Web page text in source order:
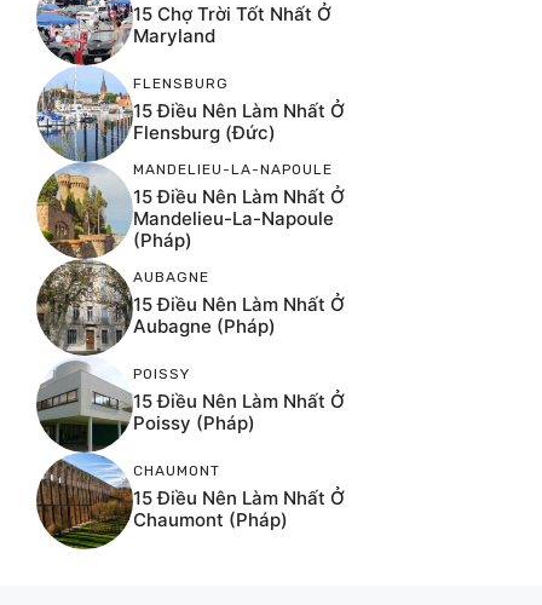
15 Chợ Trời Tốt Nhất Ở
Maryland
FLENSBURG
15 Điều Nên Làm Nhất Ở
Flensburg (Đức)
MANDELIEU-LA-NAPOULE
15 Điều Nên Làm Nhất Ở
Mandelieu-La-Napoule
(Pháp)
AUBAGNE
15 Điều Nên Làm Nhất Ở
Aubagne (Pháp)
POISSY
15 Điều Nên Làm Nhất Ở
Poissy (Pháp)
CHAUMONT
15 Điều Nên Làm Nhất Ở
Chaumont (Pháp)